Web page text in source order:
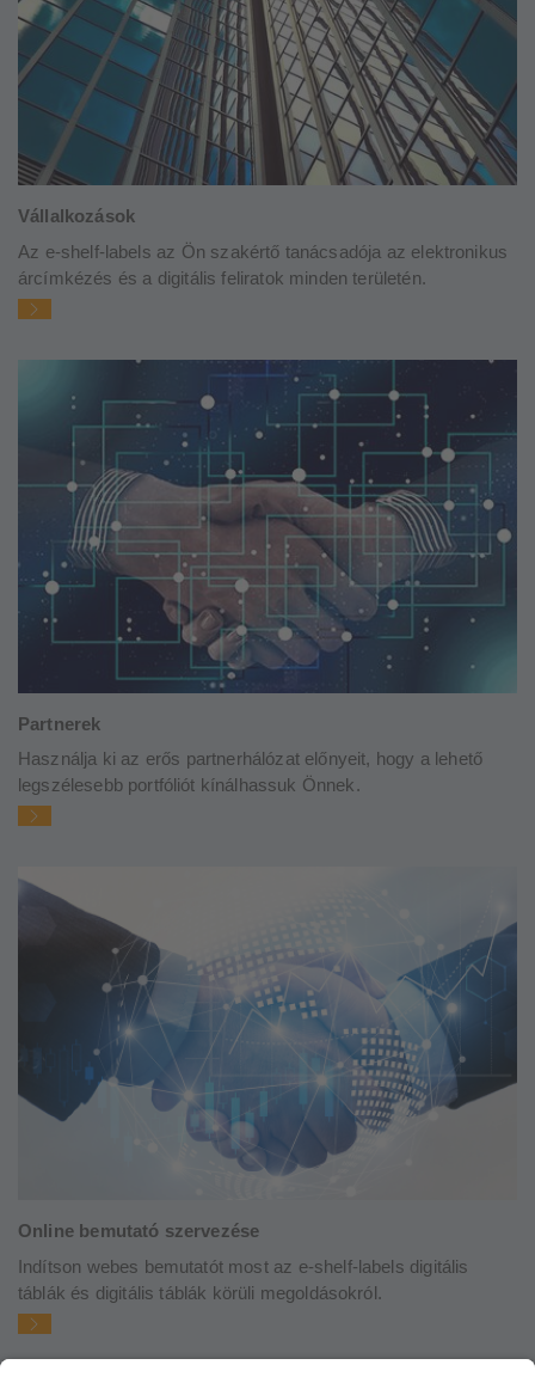
Vállalkozások
Az e-shelf-labels az Ön szakértő tanácsadója az elektronikus
árcímkézés és a digitális feliratok minden területén.
Partnerek
Használja ki az erős partnerhálózat előnyeit, hogy a lehető
legszélesebb portfóliót kínálhassuk Önnek.
Online bemutató szervezése
Indítson webes bemutatót most az e-shelf-labels digitális
táblák és digitális táblák körüli megoldásokról.